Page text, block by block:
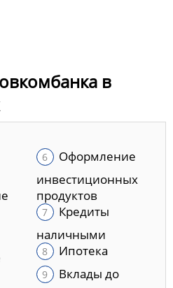
в
Оформление
инвестиционных
продуктов
Кредиты
наличными
Ипотека
Вклады до